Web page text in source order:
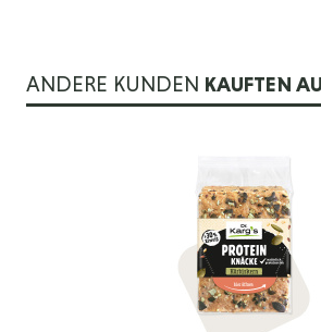
ANDERE KUNDEN KAUFTEN